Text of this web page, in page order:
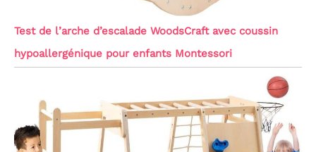
Test de l’arche d’escalade WoodsCraft avec coussin
hypoallergénique pour enfants Montessori